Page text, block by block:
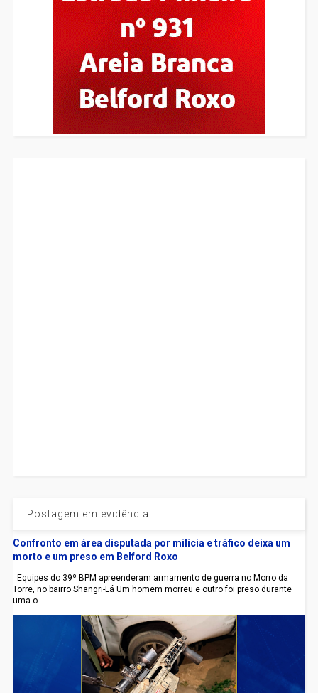
Postagem em evidência
Confronto em área disputada por milícia e tráfico deixa um
morto e um preso em Belford Roxo
Equipes do 39º BPM apreenderam armamento de guerra no Morro da
Torre, no bairro Shangri-Lá Um homem morreu e outro foi preso durante
uma o...